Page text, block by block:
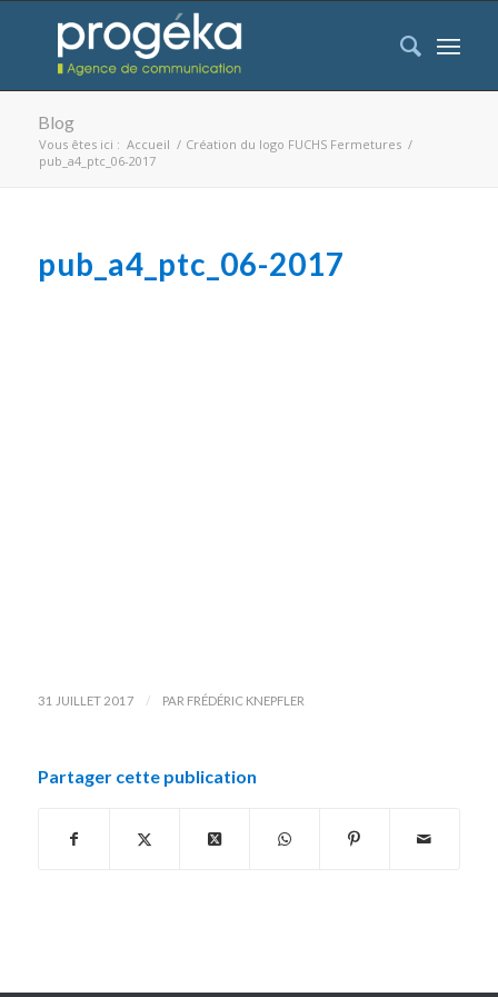
Blog
Vous êtes ici : Accueil / Création du logo FUCHS Fermetures /
pub_a4_ptc_06-2017
pub_a4_ptc_06-2017
31 JUILLET 2017 / PAR FRÉDÉRIC KNEPFLER
Partager cette publication